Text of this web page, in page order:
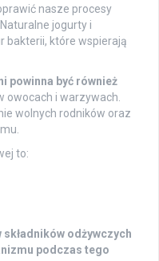
nasze procesy
jogurty i
bakterii, które wspierają
powinna być również
owocach i warzywach.
wolnych rodników oraz
to:
odżywczych
podczas tego